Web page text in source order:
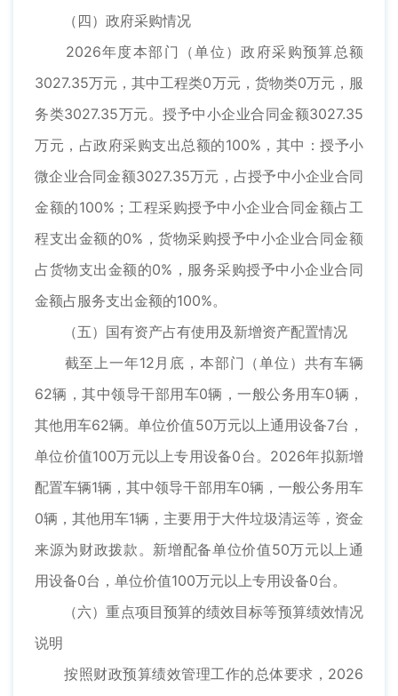
（四）政府采购情况
2026年度本部门（单位）政府采购预算总额
3027.35万元，其中工程类0万元，货物类0万元，服
务类3027.35万元。授予中小企业合同金额3027.35
万元，占政府采购支出总额的100%，其中：授予小
微企业合同金额3027.35万元，占授予中小企业合同
金额的100%；工程采购授予中小企业合同金额占工
程支出金额的0%，货物采购授予中小企业合同金额
占货物支出金额的0%，服务采购授予中小企业合同
金额占服务支出金额的100%。
（五）国有资产占有使用及新增资产配置情况
截至上一年12月底，本部门（单位）共有车辆
62辆，其中领导干部用车0辆，一般公务用车0辆，
其他用车62辆。单位价值50万元以上通用设备7台，
单位价值100万元以上专用设备0台。2026年拟新增
配置车辆1辆，其中领导干部用车0辆，一般公务用车
0辆，其他用车1辆，主要用于大件垃圾清运等，资金
来源为财政拨款。新增配备单位价值50万元以上通
用设备0台，单位价值100万元以上专用设备0台。
（六）重点项目预算的绩效目标等预算绩效情况
说明
按照财政预算绩效管理工作的总体要求，2026